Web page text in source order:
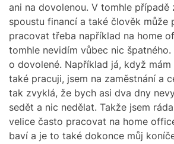
ani na dovolenou. V tomhle případě
spoustu financí a také člověk může
pracovat třeba například na home
tomhle nevidím vůbec nic
o dovolené. Například já, když
také pracuji, jsem na zaměstnání a
tak zvyklá, že bych asi dva dny
sedět a nic nedělat. Takže jsem
velice často pracovat na home
baví a je to také dokonce můj